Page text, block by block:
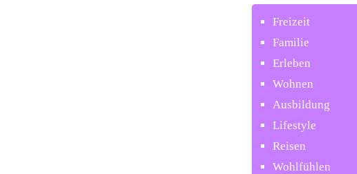
Freizeit
Familie
Erleben
Wohnen
Ausbildung
Lifestyle
Reisen
Wohlfühlen